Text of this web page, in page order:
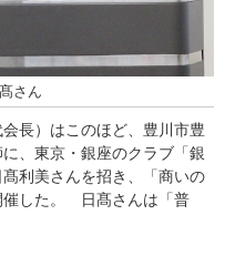
さん
長）はこのほど、豊川市豊
、東京・銀座のクラブ「銀
利美さんを招き、「商いの
催した。 日髙さんは「普